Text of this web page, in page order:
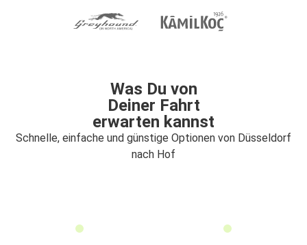
Was Du von
Deiner Fahrt
erwarten kannst
Schnelle, einfache und günstige Optionen von Düsseldorf
nach Hof